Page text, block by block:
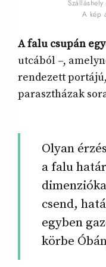
A kép
A falu csupán
utcából –,
rendezett
parasztházak
Olyan
a falu
csend,
egyben
körbe